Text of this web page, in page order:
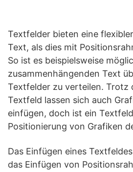
Textfelder bieten eine
Text, als dies mit
So ist es beispielsweise
zusammenhängenden Text
Textfelder zu verteilen. Trotz
Textfeld lassen sich auch
einfügen, doch ist ein
Positionierung von Grafiken
Das Einfügen eines
das Einfügen von